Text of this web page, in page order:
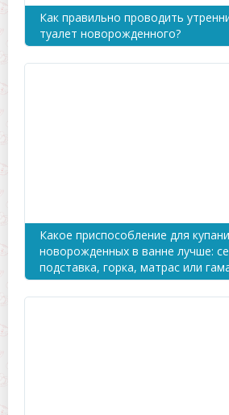
Как правильно проводить
туалет новорожденного?
Какое приспособление для
новорожденных в ванне лучше:
подставка, горка, матрас или